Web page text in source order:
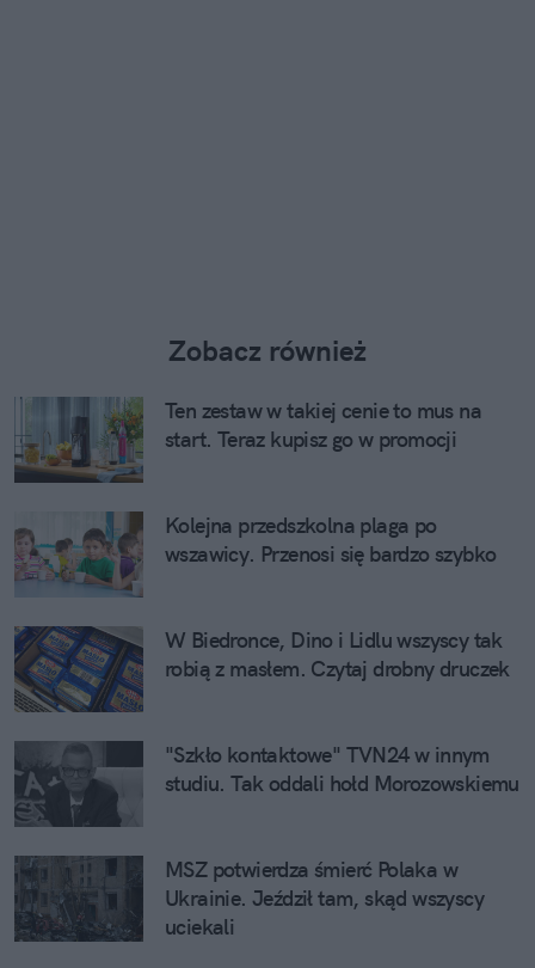
Zobacz również
Ten zestaw w takiej cenie to mus na
start. Teraz kupisz go w promocji
Kolejna przedszkolna plaga po
wszawicy. Przenosi się bardzo szybko
W Biedronce, Dino i Lidlu wszyscy tak
robią z masłem. Czytaj drobny druczek
"Szkło kontaktowe" TVN24 w innym
studiu. Tak oddali hołd Morozowskiemu
MSZ potwierdza śmierć Polaka w
Ukrainie. Jeździł tam, skąd wszyscy
uciekali